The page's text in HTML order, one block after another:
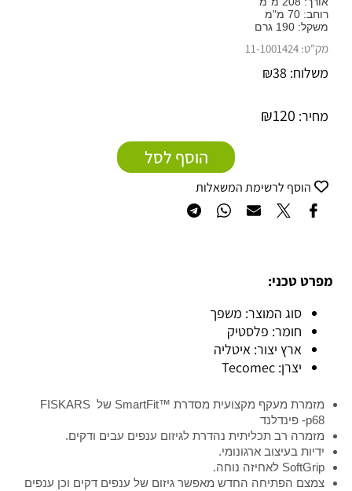
רוחב: 70 מ"מ
משקל: 190 גרם
מק"ט: 11-1001424
משלוח: ₪38
מחיר: ₪120
הוסף לסל
הוסף לרשימת המשאלות
מפרט טכני:
סוג המוצר: משפך
חומר: פלסטיק
ארץ יצור: איטליה
יצרן: Tecomec
מזמרת מעקף מקצועית מסדרת ™SmartFit של FISKARS
p68- פינדלנד
מזמרה רב תכליתית נהדרת לגיזום ענפים עבים ודקים.
ידיות בעיצוב ארגונומי.
SoftGrip לאחיזה נוחה.
צמצם הפתיחה החדש מאפשר גיזום של ענפים דקים וכן ענפים